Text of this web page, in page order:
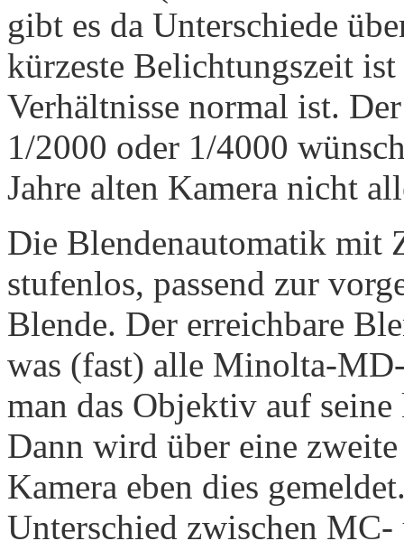
gibt es da Unterschiede
kürzeste Belichtungszeit
Verhältnisse normal ist.
1/2000 oder 1/4000
Jahre alten Kamera nicht
Die Blendenautomatik mit
stufenlos, passend zur
Blende. Der erreichbare
was (fast) alle Minolta-
man das Objektiv auf
Dann wird über eine
Kamera eben dies
Unterschied zwischen